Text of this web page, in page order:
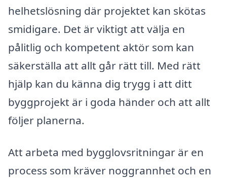
helhetslösning där projektet kan skötas
smidigare. Det är viktigt att välja en
pålitlig och kompetent aktör som kan
säkerställa att allt går rätt till. Med rätt
hjälp kan du känna dig trygg i att ditt
byggprojekt är i goda händer och att allt
följer planerna.
Att arbeta med bygglovsritningar är en
process som kräver noggrannhet och en